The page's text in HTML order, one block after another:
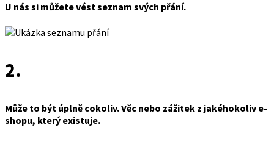
U nás si můžete vést seznam svých přání.
2.
Může to být úplně cokoliv. Věc nebo zážitek z jakéhokoliv e-
shopu, který existuje.